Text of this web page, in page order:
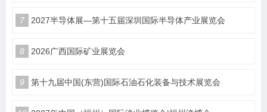
7 2027半导体展—第十五届深圳国际半导体产业展览会
8 2026广西国际矿业展览会
9 第十九届中国(东营)国际石油石化装备与技术展览会